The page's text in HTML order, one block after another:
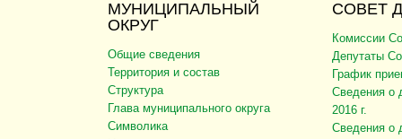
МУНИЦИПАЛЬНЫЙ
ОКРУГ
Общие сведения
Территория и состав
Структура
Глава муниципального округа
Символика
СОВЕТ
Комиссии
Депутаты
График
Сведения о
2016 г.
Сведения о